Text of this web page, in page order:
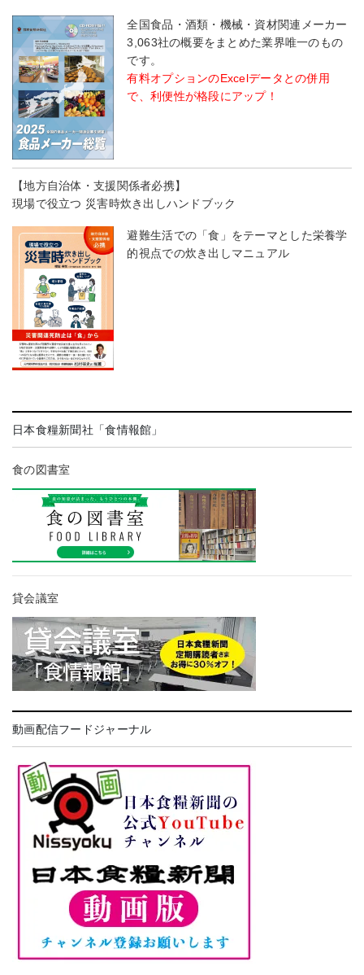
全国食品・酒類・機械・資材関連メーカー
3,063社の概要をまとめた業界唯一のもの
です。
有料オプションのExcelデータとの併用
で、利便性が格段にアップ！
【地方自治体・支援関係者必携】
現場で役立つ 災害時炊き出しハンドブック
避難生活での「食」をテーマとした栄養学
的視点での炊き出しマニュアル
日本食糧新聞社「食情報館」
食の図書室
貸会議室
動画配信フードジャーナル